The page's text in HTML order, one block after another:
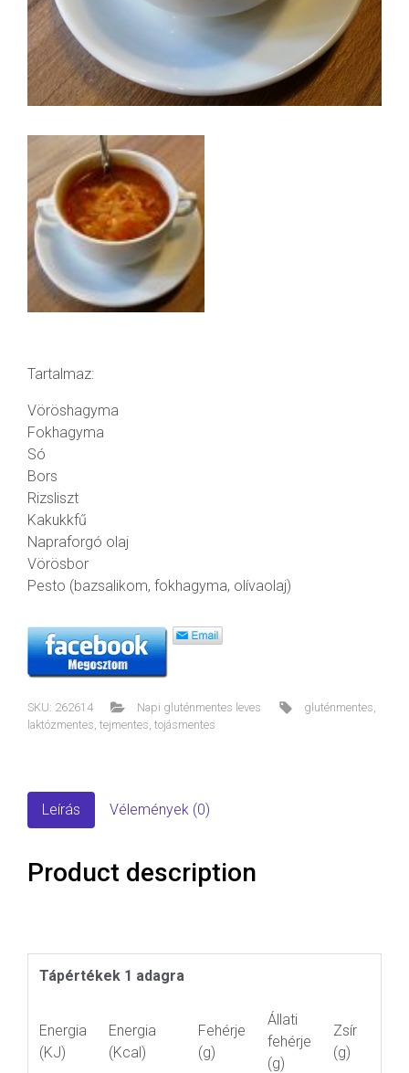
Tartalmaz:
Vöröshagyma
Fokhagyma
Só
Bors
Rizsliszt
Kakukkfű
Napraforgó olaj
Vörösbor
Pesto (bazsalikom, fokhagyma, olívaolaj)
SKU: 262614 Napi gluténmentes leves gluténmentes
laktózmentes tejmentes tojásmentes
Leírás Vélemények (0)
Product description
Tápértékek 1 adagra
Energia
(KJ)
Energia
(Kcal)
Fehérje
(g)
Állati
fehérje
(g)
Zsír
(g)